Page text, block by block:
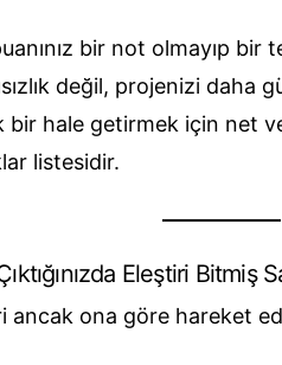
bir not olmayıp bir
değil, projenizi daha
bir hale getirmek için net
listesidir.
Eleştiri Bitmiş
ancak ona göre hareket